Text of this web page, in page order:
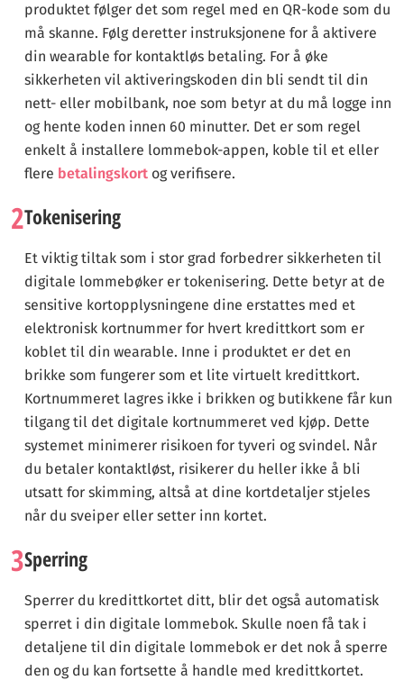
produktet følger det som regel med en QR-kode som du
må skanne. Følg deretter instruksjonene for å aktivere
din wearable for kontaktløs betaling. For å øke
sikkerheten vil aktiveringskoden din bli sendt til din
nett- eller mobilbank, noe som betyr at du må logge inn
og hente koden innen 60 minutter. Det er som regel
enkelt å installere lommebok-appen, koble til et eller
flere betalingskort og verifisere.
2Tokenisering
Et viktig tiltak som i stor grad forbedrer sikkerheten til
digitale lommebøker er tokenisering. Dette betyr at de
sensitive kortopplysningene dine erstattes med et
elektronisk kortnummer for hvert kredittkort som er
koblet til din wearable. Inne i produktet er det en
brikke som fungerer som et lite virtuelt kredittkort.
Kortnummeret lagres ikke i brikken og butikkene får kun
tilgang til det digitale kortnummeret ved kjøp. Dette
systemet minimerer risikoen for tyveri og svindel. Når
du betaler kontaktløst, risikerer du heller ikke å bli
utsatt for skimming, altså at dine kortdetaljer stjeles
når du sveiper eller setter inn kortet.
3Sperring
Sperrer du kredittkortet ditt, blir det også automatisk
sperret i din digitale lommebok. Skulle noen få tak i
detaljene til din digitale lommebok er det nok å sperre
den og du kan fortsette å handle med kredittkortet.